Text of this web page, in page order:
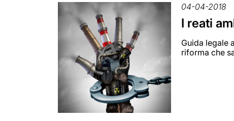
04-04-2018
I reati
Guida legale
riforma che